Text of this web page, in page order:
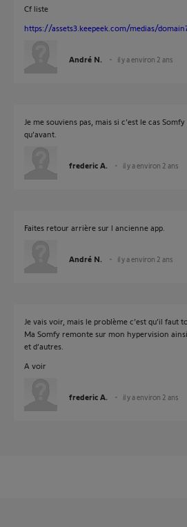
Cf liste
https://assets3.keepeek.com/medias/
André N. il y a environ 2 ans
Je me souviens pas, mais si c’est le cas
qu’avant.
frederic A. il y a environ 2 ans
Faites retour arrière sur l ancienne app.
André N. il y a environ 2 ans
Je vais voir, mais le problème c’est qu’il faut
Ma Somfy remonte sur mon hypervision
et d’autres.
A voir
frederic A. il y a environ 2 ans